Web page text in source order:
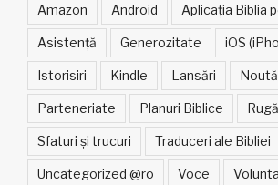
Amazon Android Aplicația Biblia
Asistență Generozitate iOS
Istorisiri Kindle Lansări
Parteneriate Planuri Biblice
Sfaturi și trucuri Traduceri ale Bibliei
Uncategorized @ro Voce